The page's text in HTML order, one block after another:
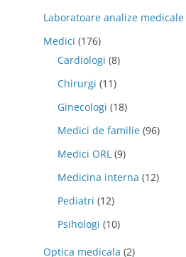
Laboratoare analize medicale
Medici (176)
Cardiologi (8)
Chirurgi (11)
Ginecologi (18)
Medici de familie (96)
Medici ORL (9)
Medicina interna (12)
Pediatri (12)
Psihologi (10)
Optica medicala (2)